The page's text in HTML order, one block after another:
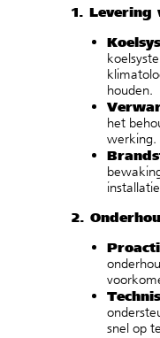
1.
houden.
het
werking.
2.
snel op